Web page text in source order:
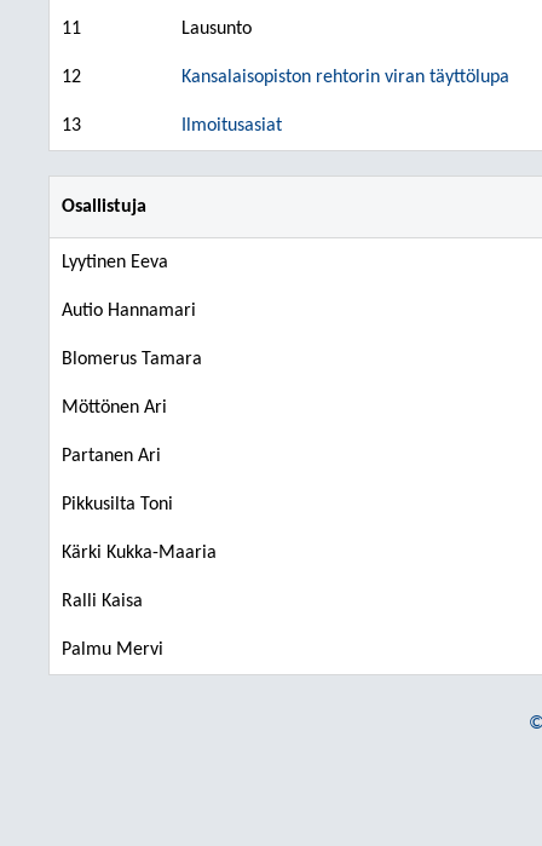
11 Lausunto
12 Kansalaisopiston rehtorin viran täyttölupa
13 Ilmoitusasiat
Osallistuja
Lyytinen Eeva
Autio Hannamari
Blomerus Tamara
Möttönen Ari
Partanen Ari
Pikkusilta Toni
Kärki Kukka-Maaria
Ralli Kaisa
Palmu Mervi